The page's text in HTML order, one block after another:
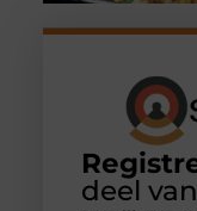
deel